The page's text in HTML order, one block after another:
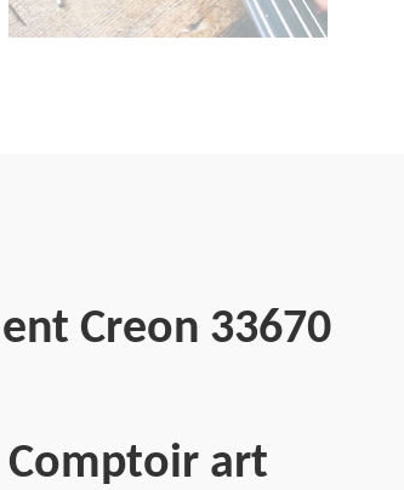
Creon 33670
Comptoir art